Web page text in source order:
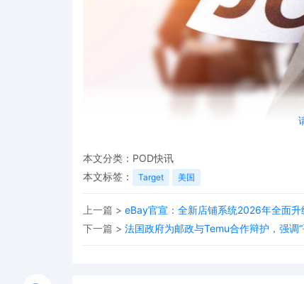
近日， 美国零售巨头Target（塔吉特）宣布，将
8%，这是该公司十年来最大规模的一次裁员行动。
本文分类： POD快讯
本文标签：
Target 美国
上一篇 > eBay官宣：全新店铺系统2026年全面升
下一篇 > 法国政府为邮政与Temu合作辩护，强调